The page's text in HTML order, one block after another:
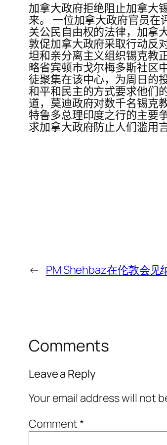
加拿大政府拒绝阻止加拿大
来。 一位加拿大政府官员
关公民自由权的法律，加拿
敦促加拿大政府采取行动反
坦和亲分离主义组织锡克教
略省宾顿市戈尔梅多斯社区
徒聚集在该中心，为周日的
和平和民主的方式要求他们
道，莫迪政府对数千名锡克
特鲁多总理印度之行的主要
求加拿大政府防止人们滥用
← PM Shehbaz在伦敦会见
Comments
Leave a Reply
Your email address will not
Comment*